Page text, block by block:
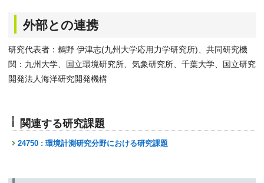
外部との連携
研究代表者：鵜野 伊津志(九州大学応用力学研究所)、共同研究機
関：九州大学、国立環境研究所、気象研究所、千葉大学、国立研究
開発法人海洋研究開発機構
関連する研究課題
24750 : 環境計測研究分野における研究課題